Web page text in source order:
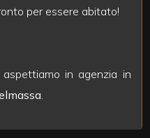
per essere abitato!
in agenzia in
.